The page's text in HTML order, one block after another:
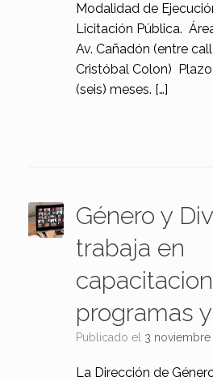
Modalidad de
Licitación Pública.
Av. Cañadón (entre
Cristóbal Colon)
(seis) meses. […]
Género y
trabaja en
programas
Publicado el 3
La Dirección de